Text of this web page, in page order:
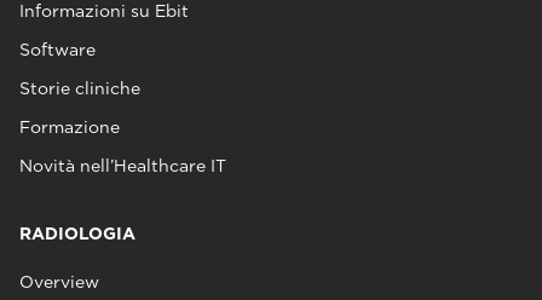
Informazioni su Ebit
Software
Storie cliniche
Formazione
Novità nell’Healthcare IT
RADIOLOGIA
Overview